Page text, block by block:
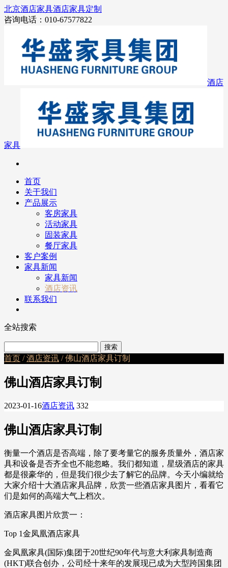
北京酒店家具酒店家具定制
咨询电话：010-67577822
酒店
家具
首页
关于我们
产品展示
客房家具
活动家具
固装家具
餐厅家具
客户案例
家具新闻
家具新闻
酒店资讯
联系我们
全站搜索
首页 /酒店资讯 / 佛山酒店家具订制
佛山酒店家具订制
2023-01-16酒店资讯 332
佛山酒店家具订制
衡量一个酒店是否高端，除了要考量它的服务质量外，酒店家
具和设备是否齐全也不能忽略。我们都知道，星级酒店的家具
都是很豪华的，但是我们很少去了解它的品牌。今天小编就给
大家介绍十大酒店家具品牌，欣赏一些酒店家具图片，看看它
们是如何的高端大气上档次。
酒店家具图片欣赏一：
Top 1金凤凰酒店家具
金凤凰家具(国际)集团于20世纪90年代与意大利家具制造商
(HKT)联合创办，公司经十来年的发展现已成为大型跨国集团